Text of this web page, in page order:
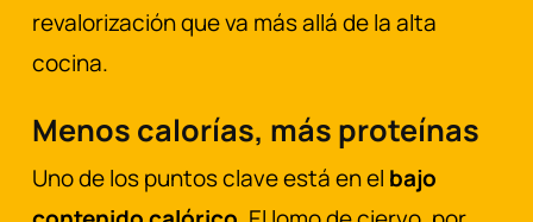
revalorización que va más allá de la alta
cocina.
Menos calorías, más proteínas
Uno de los puntos clave está en el bajo